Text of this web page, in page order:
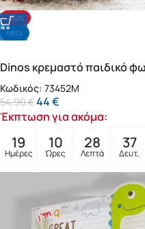
-20%
NΕΟ!
Dinos κρεμαστό παιδικό
Κωδικός: 73452M
54,90€44€
Έκπτωση για ακόμα:
19
Ημέρες
10
Ώρες
28
Λεπτά
35
Δευτ.